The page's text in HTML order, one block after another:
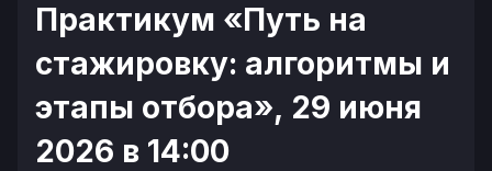
Практикум «Путь на
стажировку: алгоритмы и
этапы отбора», 29 июня
2026 в 14:00